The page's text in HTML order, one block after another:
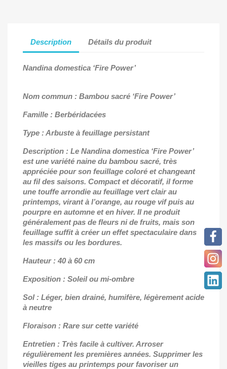
Description Détails du produit
Nandina domestica ‘Fire Power’
Nom commun : Bambou sacré ‘Fire Power’
Famille : Berbéridacées
Type : Arbuste à feuillage persistant
Description : Le Nandina domestica ‘Fire Power’
est une variété naine du bambou sacré, très
appréciée pour son feuillage coloré et changeant
au fil des saisons. Compact et décoratif, il forme
une touffe arrondie au feuillage vert clair au
printemps, virant à l’orange, au rouge vif puis au
pourpre en automne et en hiver. Il ne produit
généralement pas de fleurs ni de fruits, mais son
feuillage suffit à créer un effet spectaculaire dans
les massifs ou les bordures.
Hauteur : 40 à 60 cm
Exposition : Soleil ou mi-ombre
Sol : Léger, bien drainé, humifère, légèrement acide
à neutre
Floraison : Rare sur cette variété
Entretien : Très facile à cultiver. Arroser
régulièrement les premières années. Supprimer les
vieilles tiges au printemps pour favoriser un